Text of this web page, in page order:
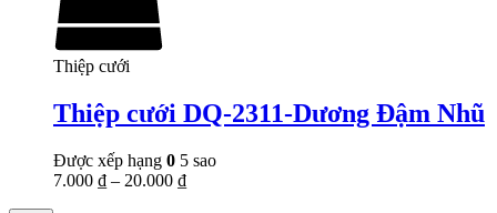
Thiệp cưới
Thiệp cưới DQ-2311-Dương Đậm Nhũ
Được xếp hạng 0 5 sao
7.000 ₫ – 20.000 ₫